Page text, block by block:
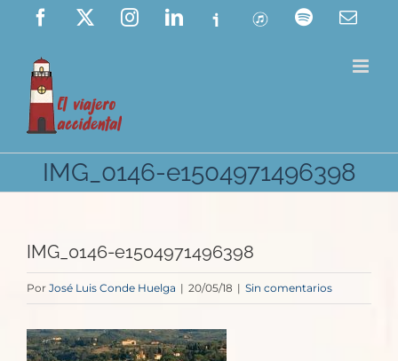
Saltar
contenido
Facebook InstagramLinkedIn
Ivoox ITunes Spotify
IMG_0146-e1504971496398
IMG_0146-e1504971496398
Por José Luis Conde Huelga | 20/05/18 | Sin comentarios